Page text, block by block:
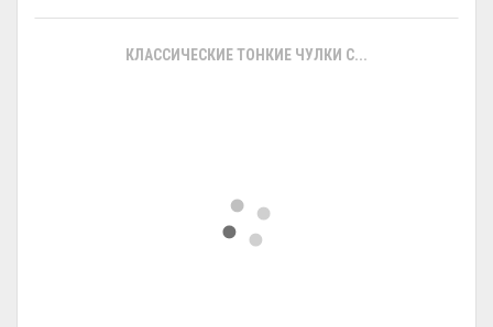
КЛАССИЧЕСКИЕ ТОНКИЕ ЧУЛКИ С...